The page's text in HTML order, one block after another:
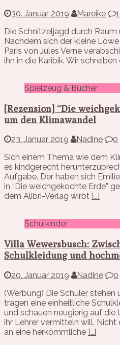
30. Januar 2019 Mareike
1
Die Schnitzeljagd durch Raum
Nachdem sich der kleine
Paris von Jules Verne
ihn in die Karibik. Wir schreiben
Spielzeug & Bücher
[Rezension] “Die
um den Klimawandel
23. Januar 2019 Nadine
0
Sich einem Thema wie dem
es kindgerecht
Aufgabe. Der haben sich
in “Die weichgekochte Erde”
dem Alibri-Verlag wirbt […]
Schulkinder
Villa Wewersbusch:
Schulkleidung und
20. Januar 2019 Nadine
0
(Werbung) Die Schüler stehen
tragen eine einheitliche
und schauen neugierig auf die
ihr Lehrer vermitteln will.
an eine herkömmliche […]